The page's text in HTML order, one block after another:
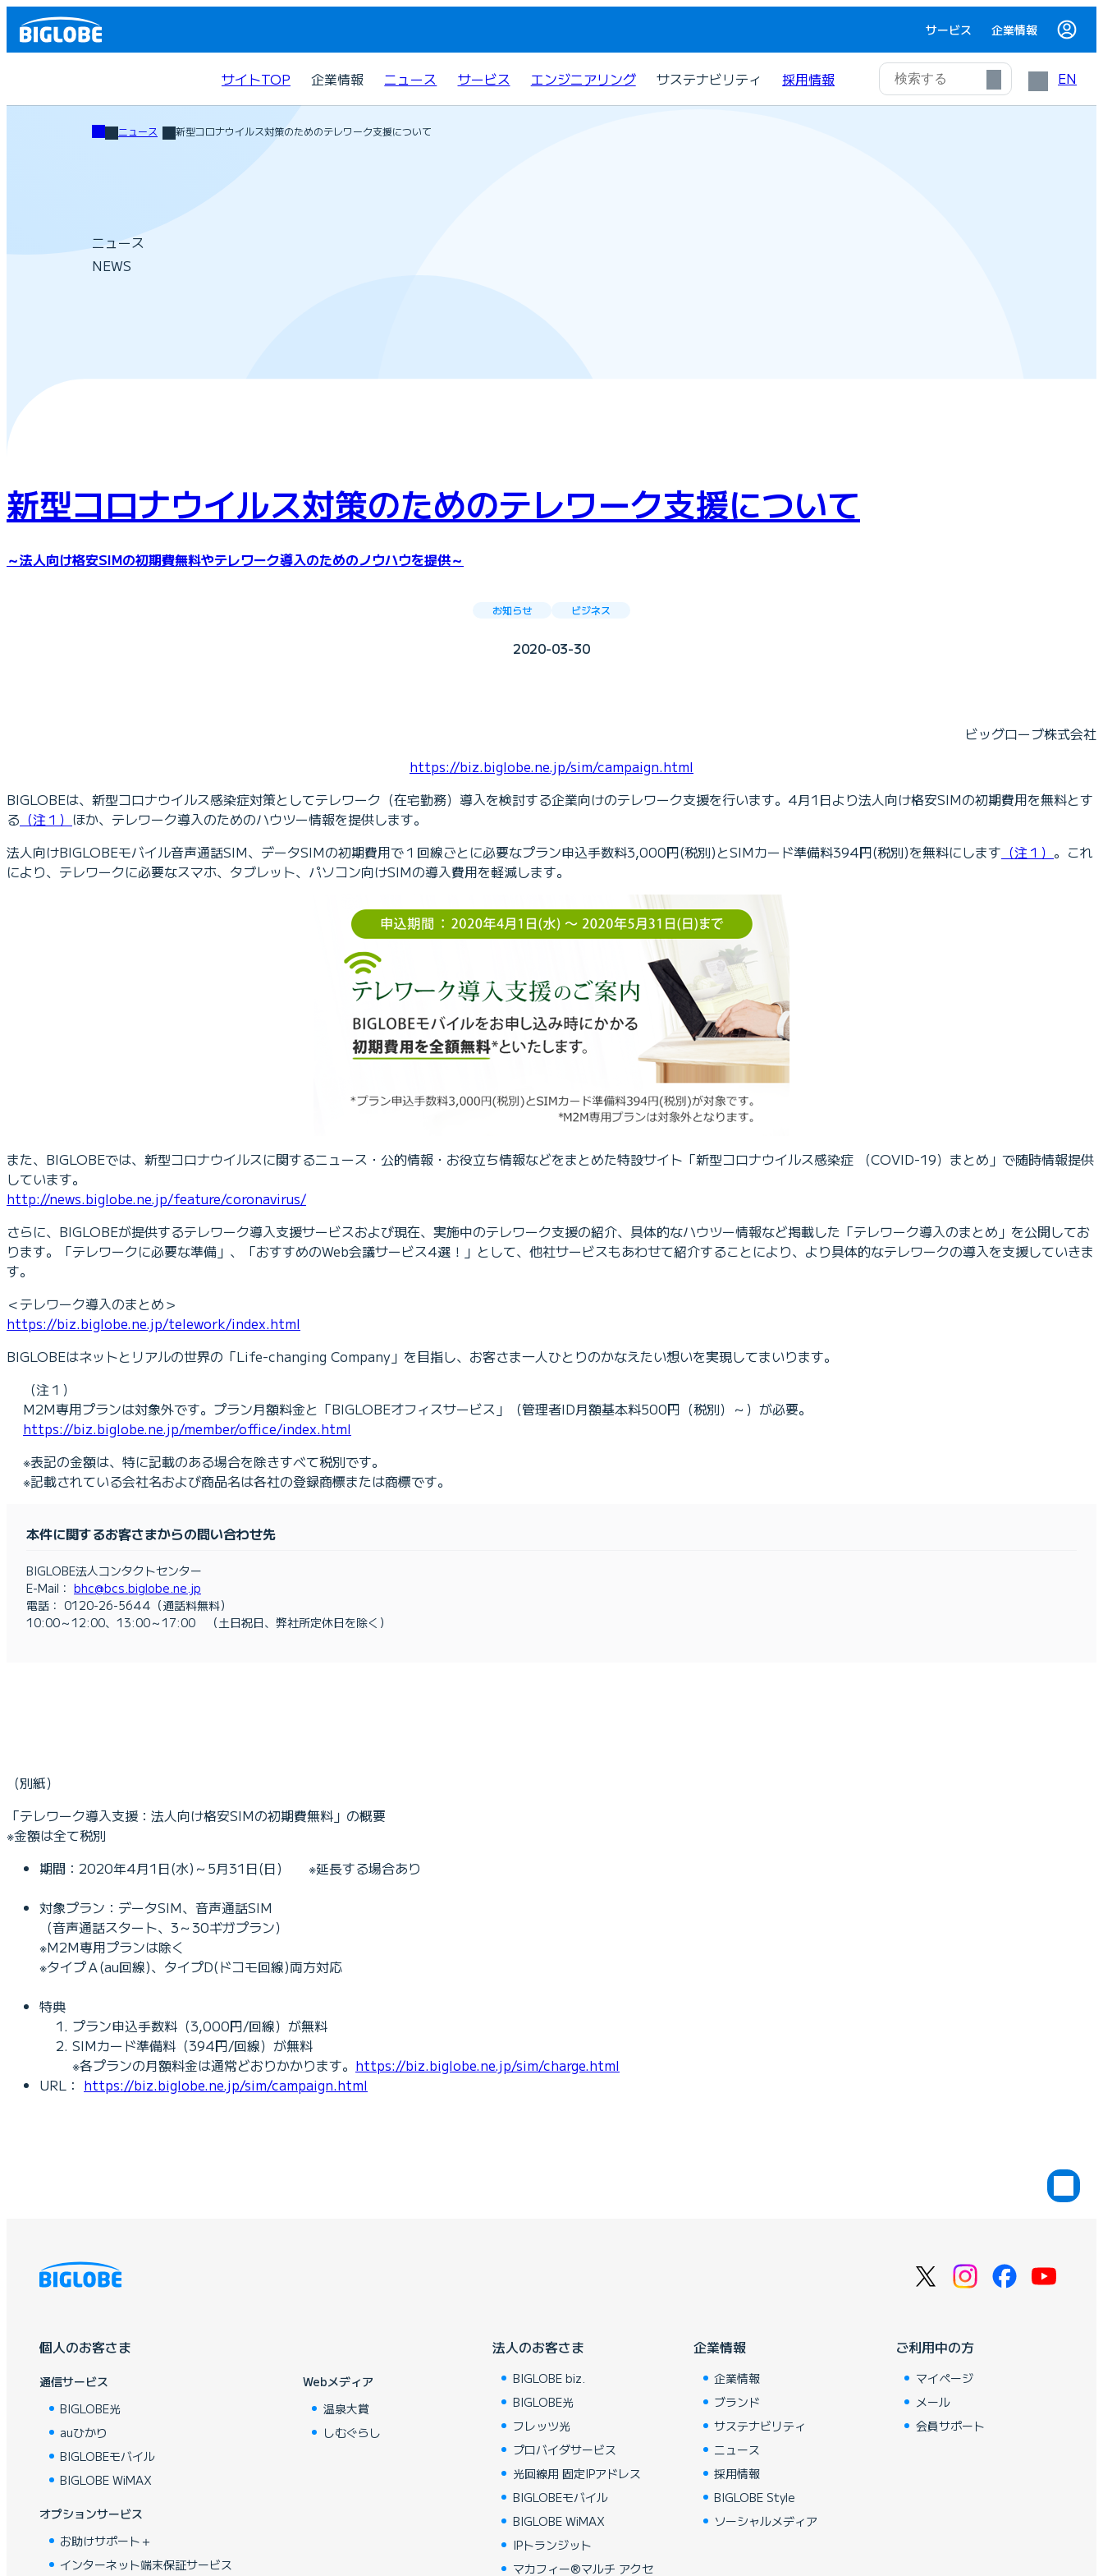
サービス 企業情報
サイトTOP 企業情報 ニュース サービス エンジニアリング サステナビリティ 採用情報 EN
ニュース 新型コロナウイルス対策のためのテレワーク支援について
ニュース
NEWS
新型コロナウイルス対策のためのテレワーク支援について
～法人向け格安SIMの初期費無料やテレワーク導入のためのノウハウを提供～
お知らせ ビジネス
2020-03-30
ビッグローブ株式会社
https://biz.biglobe.ne.jp/sim/campaign.html
BIGLOBEは、新型コロナウイルス感染症対策としてテレワーク（在宅勤務）導入を検討する企業向けのテレワーク支援を行います。4月1日より法人向け格安SIMの初期費用を無料とす
る （注１） ほか、テレワーク導入のためのハウツー情報を提供します。
法人向けBIGLOBEモバイル音声通話SIM、データSIMの初期費用で１回線ごとに必要なプラン申込手数料3,000円(税別)とSIMカード準備料394円(税別)を無料にします （注１） 。これ
により、テレワークに必要なスマホ、タブレット、パソコン向けSIMの導入費用を軽減します。
また、BIGLOBEでは、新型コロナウイルスに関するニュース・公的情報・お役立ち情報などをまとめた特設サイト「新型コロナウイルス感染症 （COVID-19）まとめ」で随時情報提供
しています。
http://news.biglobe.ne.jp/feature/coronavirus/
さらに、BIGLOBEが提供するテレワーク導入支援サービスおよび現在、実施中のテレワーク支援の紹介、具体的なハウツー情報など掲載した「テレワーク導入のまとめ」を公開してお
ります。「テレワークに必要な準備」、「おすすめのWeb会議サービス4選！」として、他社サービスもあわせて紹介することにより、より具体的なテレワークの導入を支援していきま
す。
＜テレワーク導入のまとめ＞
https://biz.biglobe.ne.jp/telework/index.html
BIGLOBEはネットとリアルの世界の「Life-changing Company」を目指し、お客さま一人ひとりのかなえたい想いを実現してまいります。
（注１）
M2M専用プランは対象外です。プラン月額料金と「BIGLOBEオフィスサービス」（管理者ID月額基本料500円（税別）～）が必要。
https://biz.biglobe.ne.jp/member/office/index.html
※表記の金額は、特に記載のある場合を除きすべて税別です。
※記載されている会社名および商品名は各社の登録商標または商標です。
本件に関するお客さまからの問い合わせ先
BIGLOBE法人コンタクトセンター
E-Mail： bhc@bcs.biglobe.ne.jp
電話： 0120-26-5644（通話料無料）
10:00～12:00、13:00～17:00 （土日祝日、弊社所定休日を除く）
（別紙）
「テレワーク導入支援：法人向け格安SIMの初期費無料」の概要
※金額は全て税別
期間：2020年4月1日(水)～5月31日(日) ※延長する場合あり
対象プラン：データSIM、音声通話SIM
（音声通話スタート、3～30ギガプラン）
※M2M専用プランは除く
※タイプＡ(au回線)、タイプD(ドコモ回線)両方対応
特典
プラン申込手数料（3,000円/回線）が無料
SIMカード準備料（394円/回線）が無料
※各プランの月額料金は通常どおりかかります。 https://biz.biglobe.ne.jp/sim/charge.html
URL： https://biz.biglobe.ne.jp/sim/campaign.html
個人のお客さま
通信サービス
BIGLOBE光
auひかり
BIGLOBEモバイル
BIGLOBE WiMAX
オプションサービス
お助けサポート＋
インターネット端末保証サービス
Webメディア
温泉大賞
しむぐらし
法人のお客さま
BIGLOBE biz.
BIGLOBE光
フレッツ光
プロバイダサービス
光回線用 固定IPアドレス
BIGLOBEモバイル
BIGLOBE WiMAX
IPトランジット
マカフィー®マルチ アクセ
企業情報
企業情報
ブランド
サステナビリティ
ニュース
採用情報
BIGLOBE Style
ソーシャルメディア
ご利用中の方
マイページ
メール
会員サポート